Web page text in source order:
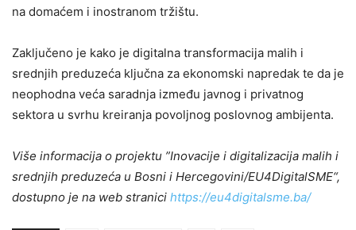
na domaćem i inostranom tržištu.
Zaključeno je kako je digitalna transformacija malih i
srednjih preduzeća ključna za ekonomski napredak te da je
neophodna veća saradnja između javnog i privatnog
sektora u svrhu kreiranja povoljnog poslovnog ambijenta.
Više informacija o projektu ”Inovacije i digitalizacija malih i
srednjih preduzeća u Bosni i Hercegovini/EU4DigitalSME“,
dostupno je na web stranici https://eu4digitalsme.ba/